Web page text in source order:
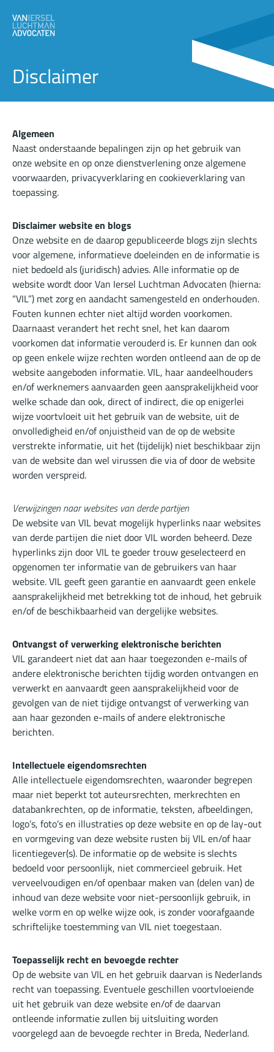
Disclaimer
Algemeen
Naast onderstaande bepalingen zijn op het gebruik van
onze website en op onze dienstverlening onzealgemene
voorwaarden, privacyverklaringen cookieverklaringvan
toepassing.
Disclaimer website en blogs
Onze website en de daarop gepubliceerde blogs zijn slechts
voor algemene, informatieve doeleinden en de informatie is
niet bedoeld als (juridisch) advies. Alle informatie op de
website wordt door Van Iersel Luchtman Advocaten (hierna:
“VIL”) met zorg en aandacht samengesteld en onderhouden.
Fouten kunnen echter niet altijd worden voorkomen.
Daarnaast verandert het recht snel, het kan daarom
voorkomen dat informatie verouderd is. Er kunnen dan ook
op geen enkele wijze rechten worden ontleend aan de op de
website aangeboden informatie. VIL, haar aandeelhouders
en/of werknemers aanvaarden geen aansprakelijkheid voor
welke schade dan ook, direct of indirect, die op enigerlei
wijze voortvloeit uit het gebruik van de website, uit de
onvolledigheid en/of onjuistheid van de op de website
verstrekte informatie, uit het (tijdelijk) niet beschikbaar zijn
van de website dan wel virussen die via of door de website
worden verspreid.
Verwijzingen naar websites van derde partijen
De website van VIL bevat mogelijk hyperlinks naar websites
van derde partijen die niet door VIL worden beheerd. Deze
hyperlinks zijn door VIL te goeder trouw geselecteerd en
opgenomen ter informatie van de gebruikers van haar
website. VIL geeft geen garantie en aanvaardt geen enkele
aansprakelijkheid met betrekking tot de inhoud, het gebruik
en/of de beschikbaarheid van dergelijke websites.
Ontvangst of verwerking elektronische berichten
VIL garandeert niet dat aan haar toegezonden e-mails of
andere elektronische berichten tijdig worden ontvangen en
verwerkt en aanvaardt geen aansprakelijkheid voor de
gevolgen van de niet tijdige ontvangst of verwerking van
aan haar gezonden e-mails of andere elektronische
berichten.
Intellectuele eigendomsrechten
Alle intellectuele eigendomsrechten, waaronder begrepen
maar niet beperkt tot auteursrechten, merkrechten en
databankrechten, op de informatie, teksten, afbeeldingen,
logo’s, foto’s en illustraties op deze website en op de lay-out
en vormgeving van deze website rusten bij VIL en/of haar
licentiegever(s). De informatie op de website is slechts
bedoeld voor persoonlijk, niet commercieel gebruik. Het
verveelvoudigen en/of openbaar maken van (delen van) de
inhoud van deze website voor niet-persoonlijk gebruik, in
welke vorm en op welke wijze ook, is zonder voorafgaande
schriftelijke toestemming van VIL niet toegestaan.
Toepasselijk recht en bevoegde rechter
Op de website van VIL en het gebruik daarvan is Nederlands
recht van toepassing. Eventuele geschillen voortvloeiende
uit het gebruik van deze website en/of de daarvan
ontleende informatie zullen bij uitsluiting worden
voorgelegd aan de bevoegde rechter in Breda, Nederland.